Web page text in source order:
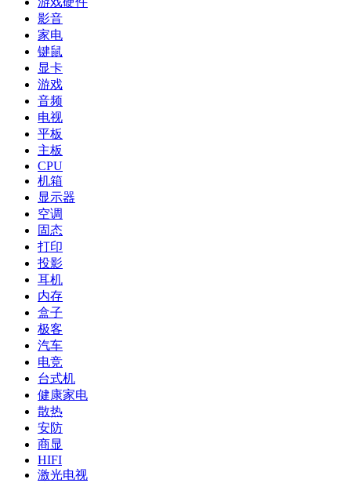
影音
家电
键鼠
显卡
游戏
音频
电视
平板
主板
CPU
机箱
显示器
空调
固态
打印
投影
耳机
内存
盒子
极客
汽车
电竞
台式机
健康家电
散热
安防
商显
HIFI
激光电视